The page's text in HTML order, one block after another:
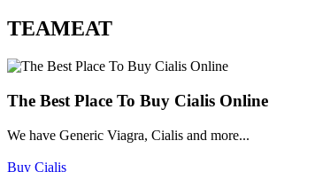
TEAMEAT
The Best Place To Buy Cialis Online
We have Generic Viagra, Cialis and more...
Buy Cialis